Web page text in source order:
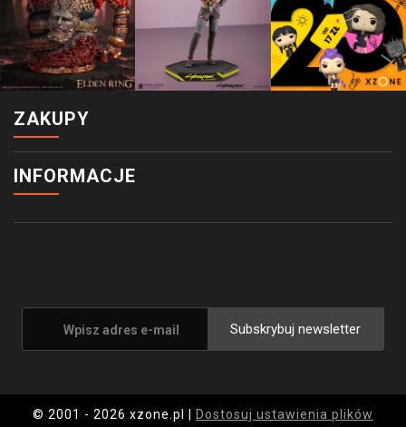
ZAKUPY
INFORMACJE
Subskrybuj newsletter
© 2001 - 2026 xzone.pl | Dostosuj ustawienia plików